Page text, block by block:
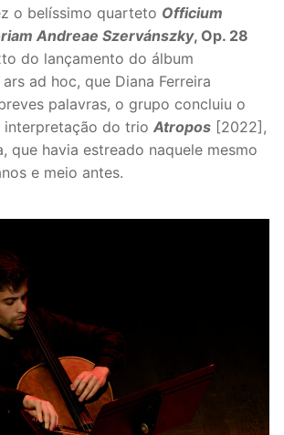
o belíssimo quarteto Officium
Andreae Szervánszky, Op. 28
do lançamento do álbum
ad hoc, que Diana Ferreira
palavras, o grupo concluiu o
do trio Atropos [2022],
que havia estreado naquele mesmo
e meio antes.